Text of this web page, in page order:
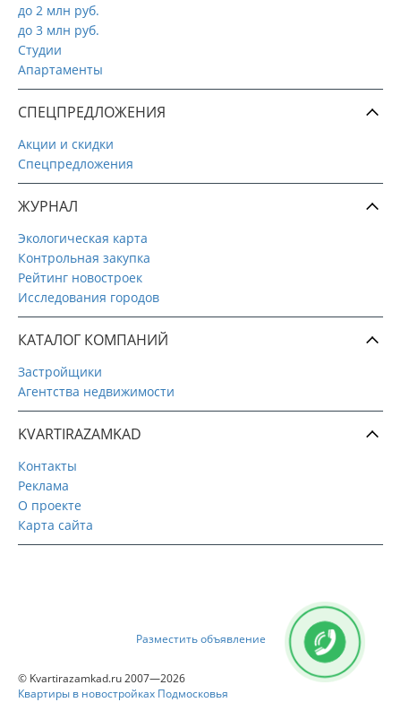
до 2 млн руб.
до 3 млн руб.
Студии
Апартаменты
СПЕЦПРЕДЛОЖЕНИЯ
Акции и скидки
Спецпредложения
ЖУРНАЛ
Экологическая карта
Контрольная закупка
Рейтинг новостроек
Исследования городов
КАТАЛОГ КОМПАНИЙ
Застройщики
Агентства недвижимости
KVARTIRAZAMKAD
Контакты
Реклама
О проекте
Карта сайта
Разместить объявление
© Kvartirazamkad.ru 2007—2026
Квартиры в новостройках Подмосковья